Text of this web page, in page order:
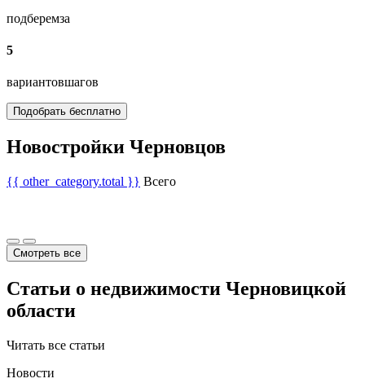
подберемза
5
вариантовшагов
Подобрать бесплатно
Новостройки Черновцов
{{ other_category.total }} Всего
Смотреть все
Статьи о недвижимости Черновицкой
области
Читать все статьи
Новости